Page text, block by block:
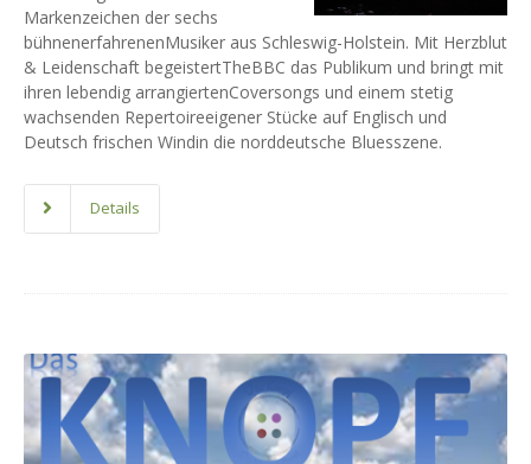
Markenzeichen der sechs
bühnenerfahrenenMusiker aus Schleswig-Holstein. Mit Herzblut
& Leidenschaft begeistertTheBBC das Publikum und bringt mit
ihren lebendig arrangiertenCoversongs und einem stetig
wachsenden Repertoireeigener Stücke auf Englisch und
Deutsch frischen Windin die norddeutsche Bluesszene.
Details